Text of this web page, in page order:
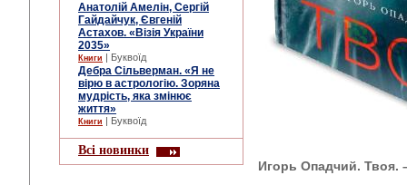
Анатолій Амелін, Сергій
Гайдайчук, Євгеній
Астахов. «Візія України
2035»
Книги | Буквоїд
Дебра Сільверман. «Я не
вірю в астрологію. Зоряна
мудрість, яка змінює
життя»
Книги | Буквоїд
Всі новинки
Игорь Опадчий. Твоя.